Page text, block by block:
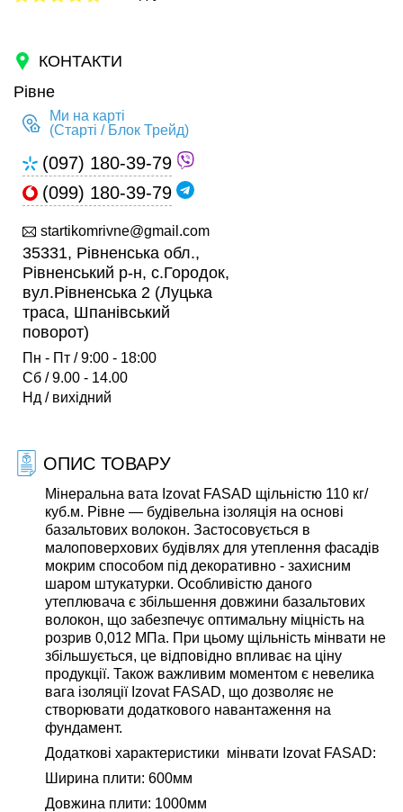
КОНТАКТИ
Рівне
Ми на карті
(Старті / Блок Трейд)
(097) 180-39-79
(099) 180-39-79
startikomrivne@gmail.com
35331, Рівненська обл.,
Рівненський р-н, с.Городок,
вул.Рівненська 2 (Луцька
траса, Шпанівський
поворот)
Пн - Пт / 9:00 - 18:00
Сб / 9.00 - 14.00
Нд / вихідний
ОПИС ТОВАРУ
Мінеральна вата Izovat FASAD щільністю 110 кг/
куб.м. Рівне — будівельна ізоляція на основі
базальтових волокон. Застосовується в
малоповерхових будівлях для утеплення фасадів
мокрим способом під декоративно - захисним
шаром штукатурки. Особливістю даного
утеплювача є збільшення довжини базальтових
волокон, що забезпечує оптимальну міцність на
розрив 0,012 МПа. При цьому щільність мінвати не
збільшується, це відповідно впливає на ціну
продукції. Також важливим моментом є невелика
вага ізоляції Izovat FASAD, що дозволяє не
створювати додаткового навантаження на
фундамент.
Додаткові характеристики мінвати Izovat FASAD:
Ширина плити: 600мм
Довжина плити: 1000мм